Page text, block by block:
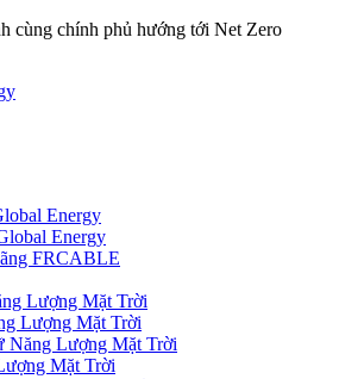
cùng chính phủ hướng tới Net Zero
Energy
Energy
FRCABLE
Lượng Mặt Trời
Lượng Mặt Trời
Năng Lượng Mặt Trời
Mặt Trời